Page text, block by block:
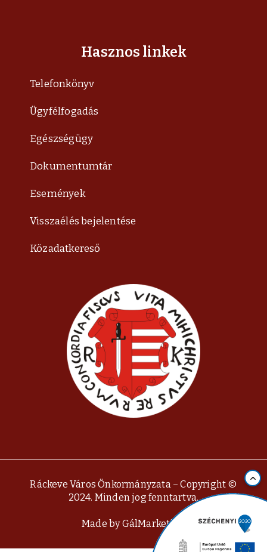
Hasznos linkek
Telefonkönyv
Ügyfélfogadás
Egészségügy
Dokumentumtár
Események
Visszaélés bejelentése
Közadatkereső
Ráckeve Város Önkormányzata – Copyright ©
2024. Minden jog fenntartva.
Made byGálMarketing